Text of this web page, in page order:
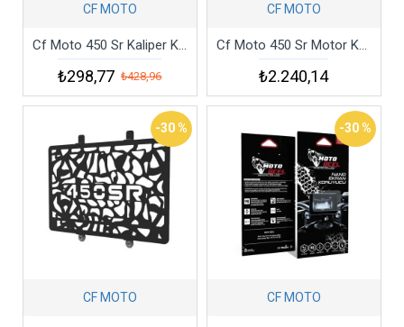
CF MOTO
Cf Moto 450 Sr Kaliper Koruma
₺298,77 ₺428,96
CF MOTO
Cf Moto 450 Sr Motor Koruma Takozu
₺2.240,14
-30 %
CF MOTO
-30 %
CF MOTO